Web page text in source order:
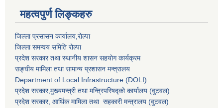
महत्वपुर्ण लिङ्कहरु
जिल्ला प्रसासन कार्यालय,राेल्पा
जिल्ला समन्वय समिति रोल्पा
प्रदेश सरकार तथा स्थानीय शासन सहयाेग कार्यक्रम
सङ्‍घीय मामिला तथा सामान्य प्रशासन मन्त्रालय
Department of Local Infrastructure (DOLI)
प्रदेश सरकार,मुख्यमन्त्री तथा मन्त्रिपरिषद्को कार्यालय (वुटवल)
प्रदेश सरकार, आर्थिक मामिला तथा सहकारी मन्त्रालय (वुटवल)